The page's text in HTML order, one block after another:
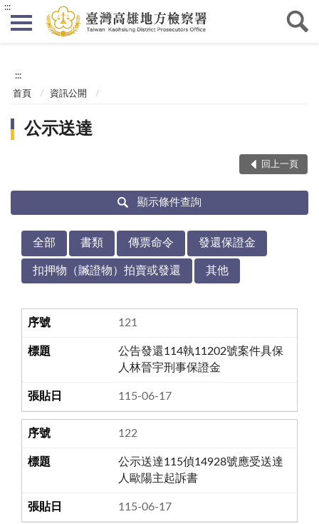
:::
:::
首頁 資訊公開
公示送達
回上一頁
顯示條件查詢
全部 書類 傳票命令 發還保證金
扣押物（贓證物）拍賣或發還 其他
121
公告發還114執11202號案件具保
人林晉宇刑事保證金
115-06-17
122
公示送達115偵14928號應受送達
人歐陽主起訴書
115-06-17